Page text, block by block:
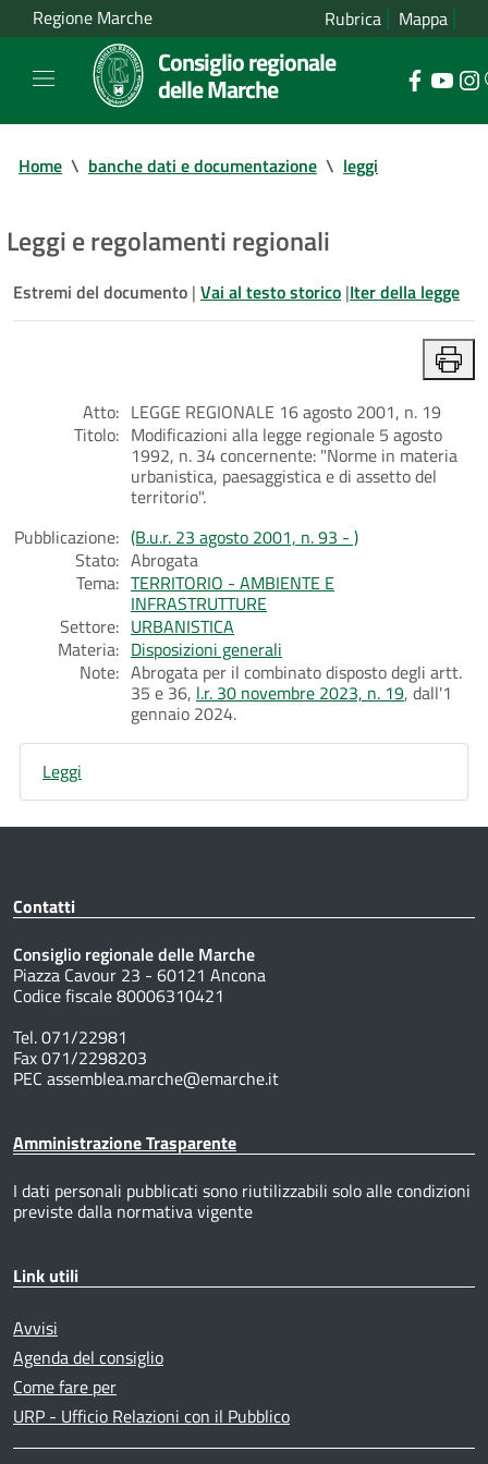
Regione Marche Rubrica Mappa
Consiglio regionale
delle Marche
Home \ banche dati e documentazione \ leggi
Leggi e regolamenti regionali
Estremi del documento | Vai al testo storico |Iter della legge
Atto: LEGGE REGIONALE 16 agosto 2001, n. 19
Titolo: Modificazioni alla legge regionale 5 agosto
1992, n. 34 concernente: "Norme in materia
urbanistica, paesaggistica e di assetto del
territorio".
Pubblicazione: (B.u.r. 23 agosto 2001, n. 93 - )
Stato: Abrogata
Tema: TERRITORIO - AMBIENTE E
INFRASTRUTTURE
Settore: URBANISTICA
Materia: Disposizioni generali
Note: Abrogata per il combinato disposto degli artt.
35 e 36, l.r. 30 novembre 2023, n. 19, dall'1
gennaio 2024.
Leggi
Contatti
Consiglio regionale delle Marche
Piazza Cavour 23 - 60121 Ancona
Codice fiscale 80006310421
Tel. 071/22981
Fax 071/2298203
PEC assemblea.marche@emarche.it
Amministrazione Trasparente
I dati personali pubblicati sono riutilizzabili solo alle condizioni
previste dalla normativa vigente
Link utili
Avvisi
Agenda del consiglio
Come fare per
URP - Ufficio Relazioni con il Pubblico